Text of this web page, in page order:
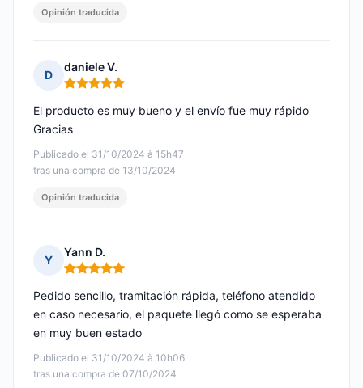
Opinión traducida
D
daniele V.
Nota: 5 de 5
Publicado el 31/10/2024 à 15h47
tras una compra de 13/10/2024
El producto es muy bueno y el envío fue muy rápido
Gracias
Opinión traducida
Y
Yann D.
Nota: 5 de 5
Publicado el 31/10/2024 à 10h06
tras una compra de 07/10/2024
Pedido sencillo, tramitación rápida, teléfono atendido
en caso necesario, el paquete llegó como se esperaba
en muy buen estado